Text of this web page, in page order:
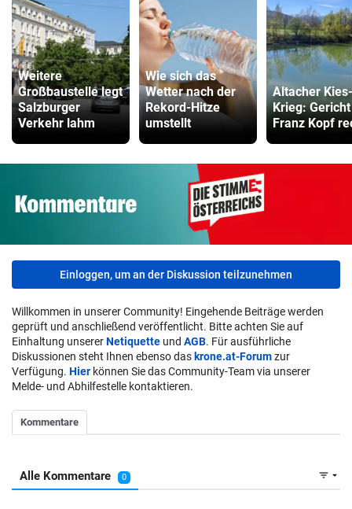
Weitere
Großbaustelle legt
Salzburger
Verkehr lahm
Wie sich das
Wetter nach der
Rekord-Hitze
umstellt
Altacher Kies-
Krieg:
Franz Kopf
Einloggen, um an der Diskussion teilzunehmen
Willkommen in unserer Community! Eingehende Beiträge werden
geprüft und anschließend veröffentlicht. Bitte achten Sie auf
Einhaltung unsererNetiquette und AGB. Für ausführliche
Diskussionen steht Ihnen ebenso das krone.at-Forumzur
Verfügung. Hier können Sie das Community-Team via unserer
Melde- und Abhilfestelle kontaktieren.